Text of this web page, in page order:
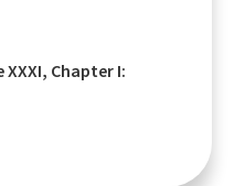
XXXI, Chapter I: